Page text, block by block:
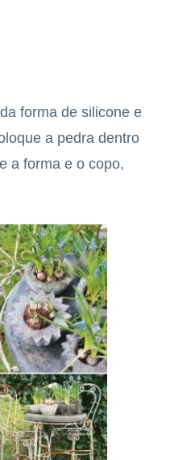
forma de silicone e
a pedra dentro
a forma e o copo,